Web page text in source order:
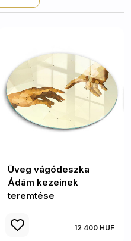
Üveg vágódeszka
Ádám kezeinek
teremtése
12 400 HUF